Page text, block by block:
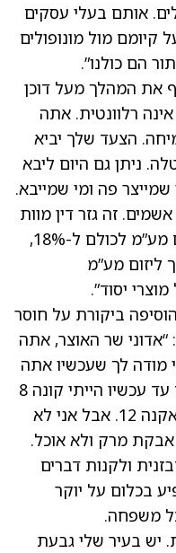
אותם בעלי עסקים
קיומם מול מונופולים
הם כולנו”.
את המהלך מעל דוכן
רלוונטית. אתה
הצעד שלך יביא
ניתן גם היום ליבא
שמייצר פה ומי שמייבא.
זה גזר דין מוות
לעסקים. לא יכול להיות שמעלים מע”מ לכולם ל-18%,
ליזום מע”מ
יסוד”.
ביקורת על חוסר
שר האוצר, אתה
מודה לך שעכשיו אתה
הופך אותי ליותר בזבזנית, כי אם עד עכשיו הייתי קונה 8
חולצות לבנות בשיין, עכשיו אני אקנה 12. אבל אני לא
אבקת מרק ולא אוכל.
ולקנות דברים
בכלום על יוקר
משפחה.
יש בעיר שלי גבעת